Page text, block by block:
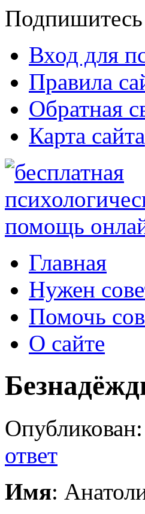
Подпишитесь
Вход для
Правила
Обратная
Карта сайта
Главная
Нужен
Помочь
О сайте
ответ
Имя: